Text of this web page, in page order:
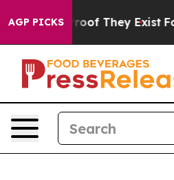
AGP PICKSno Proof They Exist Fox